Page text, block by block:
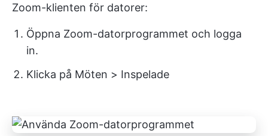
Zoom-klienten för datorer:
Öppna Zoom-datorprogrammet och logga
in.
Klicka på Möten > Inspelade